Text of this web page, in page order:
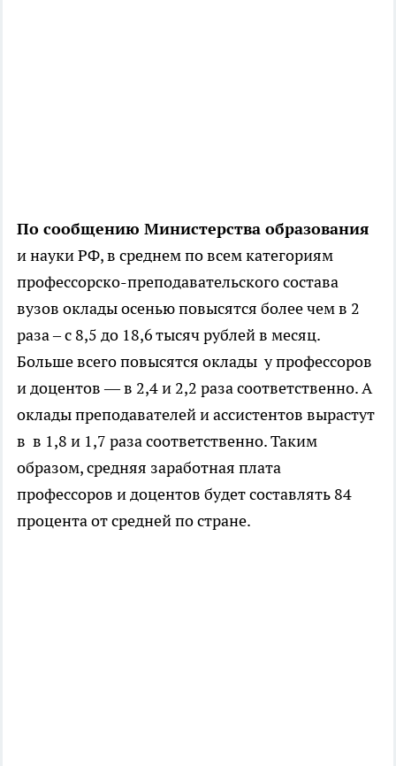
По сообщению Министерства образования
и науки РФ, в среднем по всем категориям
профессорско-преподавательского состава
вузов оклады осенью повысятся более чем в 2
раза – с 8,5 до 18,6 тысяч рублей в месяц.
Больше всего повысятся оклады у профессоров
и доцентов — в 2,4 и 2,2 раза соответственно. А
оклады преподавателей и ассистентов вырастут
в в 1,8 и 1,7 раза соответственно. Таким
образом, средняя заработная плата
профессоров и доцентов будет составлять 84
процента от средней по стране.